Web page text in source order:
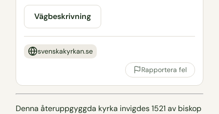
Vägbeskrivning
svenskakyrkan.se
Rapportera fel
Denna återuppgyggda kyrka invigdes 1521 av biskop